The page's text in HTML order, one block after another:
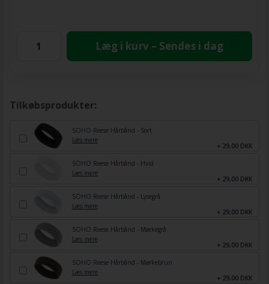
Læg i kurv – Sendes i dag
Tilkøbsprodukter:
SOHO Reese Hårbånd - Sort
Læs mere
+ 29,00 DKK
SOHO Reese Hårbånd - Hvid
Læs mere
+ 29,00 DKK
SOHO Reese Hårbånd - Lysegrå
Læs mere
+ 29,00 DKK
SOHO Reese Hårbånd - Mørkegrå
Læs mere
+ 29,00 DKK
SOHO Reese Hårbånd - Mørkebrun
Læs mere
+ 29,00 DKK